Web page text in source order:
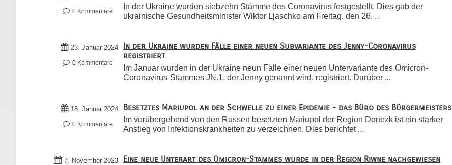
0 Kommentare
In der Ukraine wurden siebzehn Stämme des Coronavirus festgestellt. Dies gab der
ukrainische Gesundheitsminister Wiktor Ljaschko am Freitag, den 26. ...
23. Januar 2024
0 Kommentare
In der Ukraine wurden Fälle einer neuen Subvariante des Jenny-Coronavirus
registriert
Im Januar wurden in der Ukraine neun Fälle einer neuen Untervariante des Omicron-
Coronavirus-Stammes JN.1, der Jenny genannt wird, registriert. Darüber ...
18. Januar 2024
0 Kommentare
Besetztes Mariupol an der Schwelle zu einer Epidemie - das Büro des Bürgermeisters
Im vorübergehend von den Russen besetzten Mariupol der Region Donezk ist ein starker
Anstieg von Infektionskrankheiten zu verzeichnen. Dies berichtet ...
7. November 2023 Eine neue Unterart des Omicron-Stammes wurde in der Region Riwne nachgewiesen